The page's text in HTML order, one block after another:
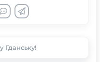
Гданську!